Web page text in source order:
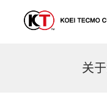
关